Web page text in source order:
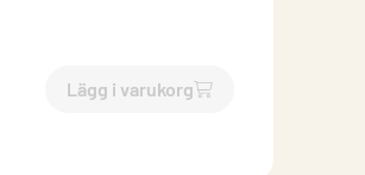
Lägg i varukorg
`$Lägg till